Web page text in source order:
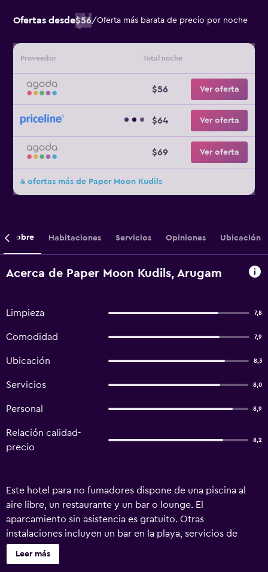
Ofertas desde$56/Oferta más barata de precio por noche
Proveedor Total noche
$56 Ver oferta
$64 Ver oferta
$69 Ver oferta
4 ofertas más de Paper Moon Kudils
Sobre Habitaciones Servicios Opiniones Ubicación
Acerca de Paper Moon Kudils, Arugam
Limpieza 7,8
Comodidad 7,9
Ubicación 8,3
Servicios 8,0
Personal 8,9
Relación calidad-
precio
8,2
Este hotel para no fumadores dispone de una piscina al
aire libre, un restaurante y un bar o lounge. El
aparcamiento sin asistencia es gratuito. Otras
instalaciones incluyen un bar en la playa, servicios de
conserjería y lavandería. Paper Moon Kudils ofrece 20
alojamientos con botella de agua gratuita y cortinas
Leer más